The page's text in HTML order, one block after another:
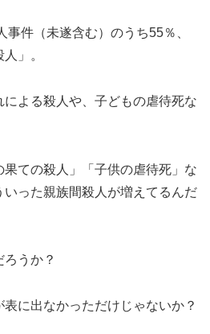
件（未遂含む）のうち55％、
」。
よる殺人や、子どもの虐待死な
ての殺人」「子供の虐待死」な
いった親族間殺人が増えてるんだ
うか？
に出なかっただけじゃないか？